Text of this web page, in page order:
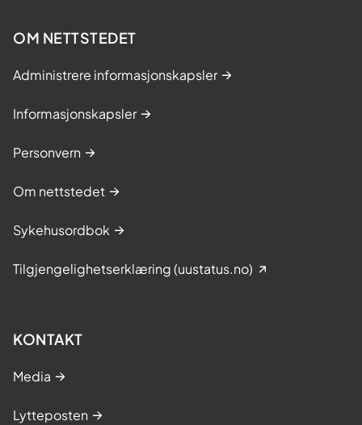
OM NETTSTEDET
Administrere informasjonskapsler
Informasjonskapsler
Personvern
Om nettstedet
Sykehusordbok
Tilgjengelighetserklæring (uustatus.no)
KONTAKT
Media
Lytteposten